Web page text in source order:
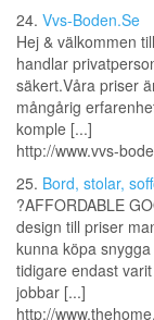
24. Vvs-Boden.Se
Hej & välkommen
handlar
säkert.Våra priser
mångårig
komple [...]
http://www.vvs-
25. Bord, stolar,
?AFFORDABLE
design till priser
kunna köpa
tidigare endast
jobbar [...]
http://